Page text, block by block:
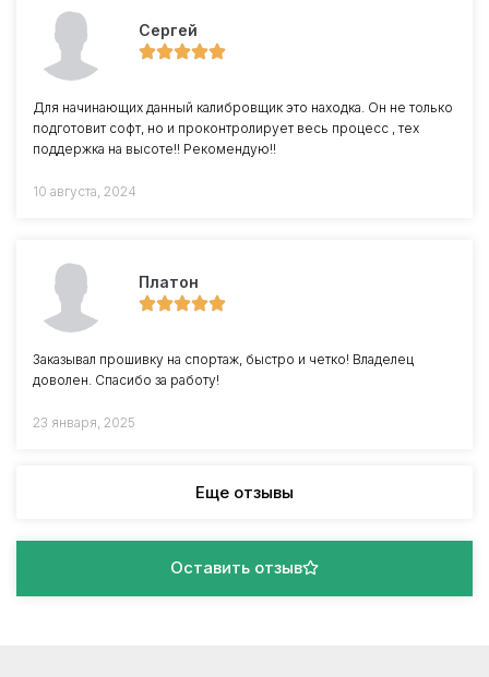
Сергей
Для начинающих данный калибровщик это находка. Он не только
подготовит софт, но и проконтролирует весь процесс , тех
поддержка на высоте!! Рекомендую!!
10 августа, 2024
Платон
Заказывал прошивку на спортаж, быстро и четко! Владелец
доволен. Спасибо за работу!
23 января, 2025
Еще отзывы
Оставить отзыв